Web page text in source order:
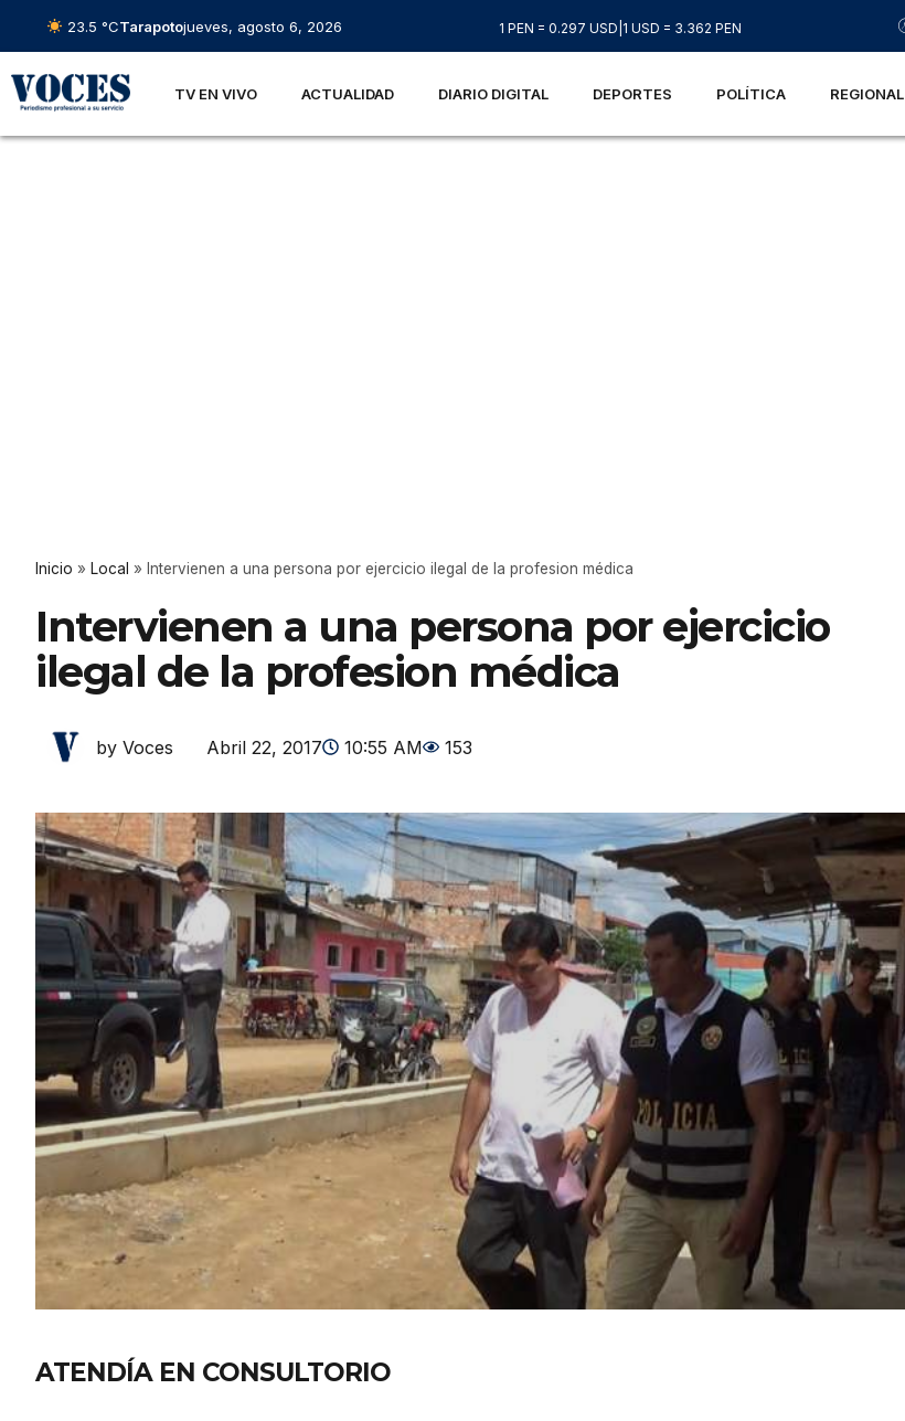
23.5 °CTarapotojueves, agosto 6, 2026 1 PEN = 0.297 USD 1 USD = 3.362 PEN
TV EN VIVO ACTUALIDAD DIARIO DIGITAL DEPORTES POLÍTICA REGIONAL
Inicio » Local » Intervienen a una persona por ejercicio ilegal de la profesion médica
Intervienen a una persona por ejercicio
ilegal de la profesion médica
by Voces Abril 22, 2017 10:55 AM 153
ATENDÍA EN CONSULTORIO